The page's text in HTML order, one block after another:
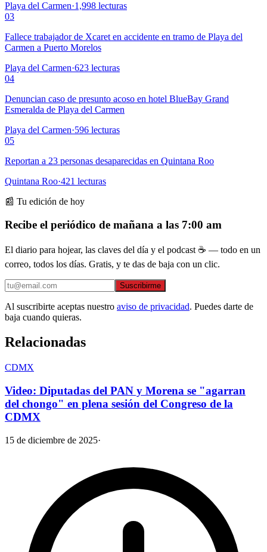
Playa del Carmen·1,998 lecturas
03
Fallece trabajador de Xcaret en accidente en tramo de Playa del
Carmen a Puerto Morelos
Playa del Carmen·623 lecturas
04
Denuncian caso de presunto acoso en hotel BlueBay Grand
Esmeralda de Playa del Carmen
Playa del Carmen·596 lecturas
05
Reportan a 23 personas desaparecidas en Quintana Roo
Quintana Roo·421 lecturas
📰 Tu edición de hoy
Recibe el periódico de mañana a las 7:00 am
El diario para hojear, las claves del día y el podcast ☕ — todo en un
correo, todos los días. Gratis, y te das de baja con un clic.
Suscribirme
Al suscribirte aceptas nuestro aviso de privacidad. Puedes darte de
baja cuando quieras.
Relacionadas
CDMX
Video: Diputadas del PAN y Morena se "agarran
del chongo" en plena sesión del Congreso de la
CDMX
15 de diciembre de 2025·